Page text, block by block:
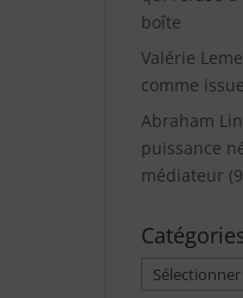
boîte
Valérie
comme
Abraham
puissance
médiateur
Catégories